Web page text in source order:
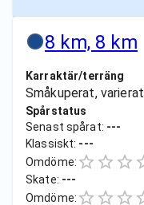
8 km, 8 km
Karraktär/terräng
Småkuperat, varierat
Spårstatus
Senast spårat: ---
Klassiskt: ---
Omdöme:
Skate: ---
Omdöme: